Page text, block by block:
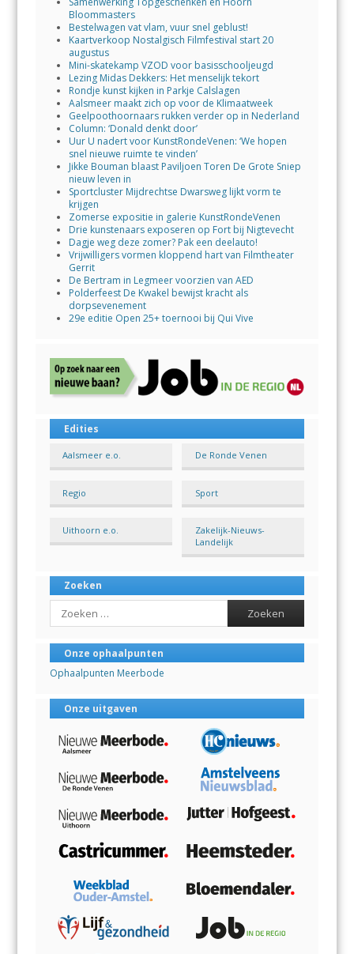
Bloommasters
Bestelwagen vat vlam, vuur snel geblust!
Kaartverkoop Nostalgisch Filmfestival start 20
augustus
Mini-skatekamp VZOD voor basisschooljeugd
Lezing Midas Dekkers: Het menselijk tekort
Rondje kunst kijken in Parkje Calslagen
Aalsmeer maakt zich op voor de Klimaatweek
Geelpoothoornaars rukken verder op in Nederland
Column: ‘Donald denkt door’
Uur U nadert voor KunstRondeVenen: ‘We hopen
snel nieuwe ruimte te vinden’
Jikke Bouman blaast Paviljoen Toren De Grote Sniep
nieuw leven in
Sportcluster Mijdrechtse Dwarsweg lijkt vorm te
krijgen
Zomerse expositie in galerie KunstRondeVenen
Drie kunstenaars exposeren op Fort bij Nigtevecht
Dagje weg deze zomer? Pak een deelauto!
Vrijwilligers vormen kloppend hart van Filmtheater
Gerrit
De Bertram in Legmeer voorzien van AED
Polderfeest De Kwakel bewijst kracht als
dorpsevenement
29e editie Open 25+ toernooi bij Qui Vive
Edities
Aalsmeer e.o. De Ronde Venen
Regio Sport
Uithoorn e.o.
Zakelijk-Nieuws-
Landelijk
Zoeken
Search
Onze ophaalpunten
Ophaalpunten Meerbode
Onze uitgaven